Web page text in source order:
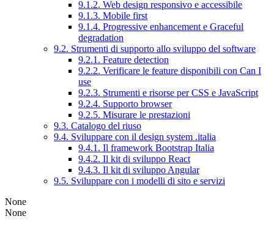
9.1.2. Web design responsivo e accessibile
9.1.3. Mobile first
9.1.4. Progressive enhancement e Graceful
degradation
9.2. Strumenti di supporto allo sviluppo del software
9.2.1. Feature detection
9.2.2. Verificare le feature disponibili con Can I
use
9.2.3. Strumenti e risorse per CSS e JavaScript
9.2.4. Supporto browser
9.2.5. Misurare le prestazioni
9.3. Catalogo del riuso
9.4. Sviluppare con il design system .italia
9.4.1. Il framework Bootstrap Italia
9.4.2. Il kit di sviluppo React
9.4.3. Il kit di sviluppo Angular
9.5. Sviluppare con i modelli di sito e servizi
None
None